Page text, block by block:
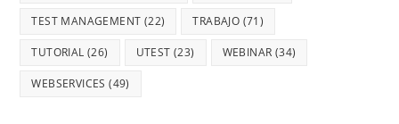
TEST MANAGEMENT (22) TRABAJO (71)
TUTORIAL (26) UTEST (23) WEBINAR (34)
WEBSERVICES (49)